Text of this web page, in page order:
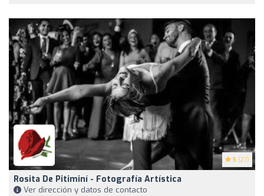
5 (27)
Rosita De Pitiminí - Fotografía Artística
Ver dirección y datos de contacto